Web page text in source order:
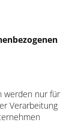
werden nur für
Verarbeitung